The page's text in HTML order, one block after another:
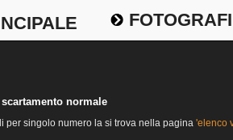
normale
per singolo numero la si trova nella pagina 'elenco